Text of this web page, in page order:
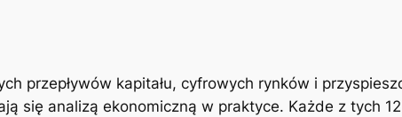
przepływów kapitału, cyfrowych rynków i
się analizą ekonomiczną w praktyce. Każde z tych